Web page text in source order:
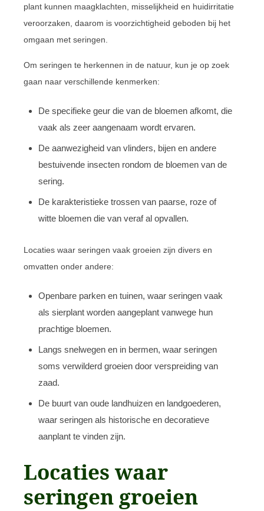
plant kunnen maagklachten, misselijkheid en huidirritatie
veroorzaken, daarom is voorzichtigheid geboden bij het
omgaan met seringen.
Om seringen te herkennen in de natuur, kun je op zoek
gaan naar verschillende kenmerken:
De specifieke geur die van de bloemen afkomt, die
vaak als zeer aangenaam wordt ervaren.
De aanwezigheid van vlinders, bijen en andere
bestuivende insecten rondom de bloemen van de
sering.
De karakteristieke trossen van paarse, roze of
witte bloemen die van veraf al opvallen.
Locaties waar seringen vaak groeien zijn divers en
omvatten onder andere:
Openbare parken en tuinen, waar seringen vaak
als sierplant worden aangeplant vanwege hun
prachtige bloemen.
Langs snelwegen en in bermen, waar seringen
soms verwilderd groeien door verspreiding van
zaad.
De buurt van oude landhuizen en landgoederen,
waar seringen als historische en decoratieve
aanplant te vinden zijn.
Locaties waar
seringen groeien